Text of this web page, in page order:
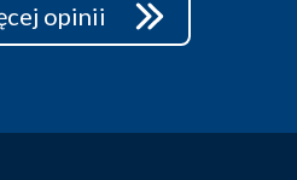
opinii